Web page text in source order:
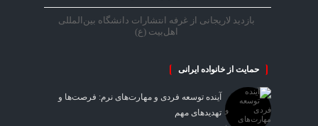
بازدید لاریجانی از غرفه انتشارات دانشگاه بین‌المللی
اهل‌بیت (ع)
حمایت از خانواده ایرانی
آینده توسعه فردی و مهارت‌های نرم: فرصت‌ها و
تهدیدهای مهم